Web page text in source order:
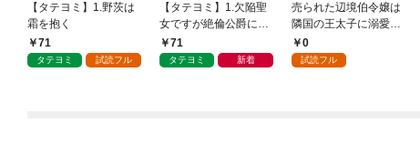
【タテヨミ】1.野茨は
霜を抱く
71
タテヨミ 試読フル
【タテヨミ】1.欠陥聖
女ですが絶倫公爵にす
がられています
71
タテヨミ 新着
売られた辺境伯令嬢は
隣国の王太子に溺愛さ
れる 1
0
試読フル